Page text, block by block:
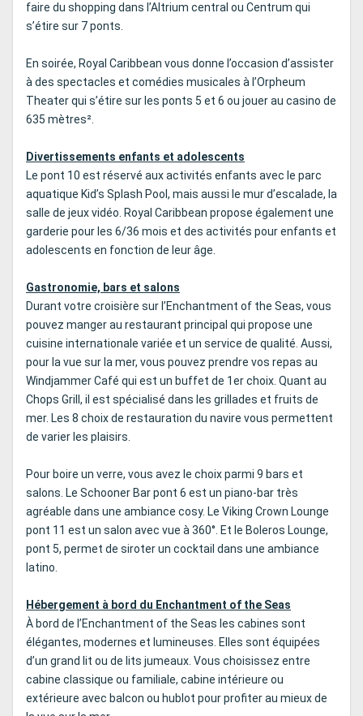
faire du shopping dans l’Altrium central ou Centrum qui
s’étire sur 7 ponts.
En soirée, Royal Caribbean vous donne l’occasion d’assister
à des spectacles et comédies musicales à l’Orpheum
Theater qui s’étire sur les ponts 5 et 6 ou jouer au casino de
635 mètres².
Divertissements enfants et adolescents
Le pont 10 est réservé aux activités enfants avec le parc
aquatique Kid’s Splash Pool, mais aussi le mur d’escalade, la
salle de jeux vidéo. Royal Caribbean propose également une
garderie pour les 6/36 mois et des activités pour enfants et
adolescents en fonction de leur âge.
Gastronomie, bars et salons
Durant votre croisière sur l’Enchantment of the Seas, vous
pouvez manger au restaurant principal qui propose une
cuisine internationale variée et un service de qualité. Aussi,
pour la vue sur la mer, vous pouvez prendre vos repas au
Windjammer Café qui est un buffet de 1er choix. Quant au
Chops Grill, il est spécialisé dans les grillades et fruits de
mer. Les 8 choix de restauration du navire vous permettent
de varier les plaisirs.
Pour boire un verre, vous avez le choix parmi 9 bars et
salons. Le Schooner Bar pont 6 est un piano-bar très
agréable dans une ambiance cosy. Le Viking Crown Lounge
pont 11 est un salon avec vue à 360°. Et le Boleros Lounge,
pont 5, permet de siroter un cocktail dans une ambiance
latino.
Hébergement à bord du Enchantment of the Seas
À bord de l’Enchantment of the Seas les cabines sont
élégantes, modernes et lumineuses. Elles sont équipées
d’un grand lit ou de lits jumeaux. Vous choisissez entre
cabine classique ou familiale, cabine intérieure ou
extérieure avec balcon ou hublot pour profiter au mieux de